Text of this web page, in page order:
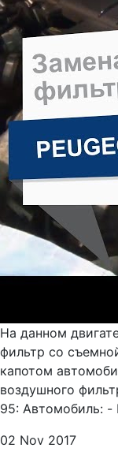
На данном
фильтр со
капотом
воздушного
95: Автомобиль: -
02 Nov 2017